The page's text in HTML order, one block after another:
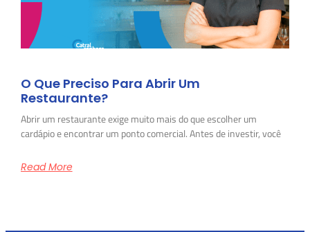
O Que Preciso Para Abrir Um
Restaurante?
Abrir um restaurante exige muito mais do que escolher um
cardápio e encontrar um ponto comercial. Antes de investir, você
Read More